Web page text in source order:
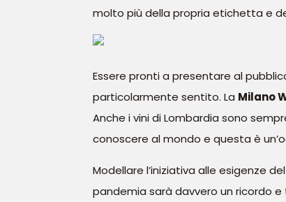
molto più della propria etichetta e
Essere pronti a presentare al
particolarmente sentito. La Milano
Anche i vini di Lombardia sono
conoscere al mondo e questa è
Modellare l’iniziativa alle esigenze
pandemia sarà davvero un ricordo